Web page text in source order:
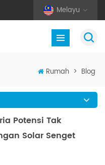
Melayu
Rumah > Blog
Potensi Tak
Solar Senget